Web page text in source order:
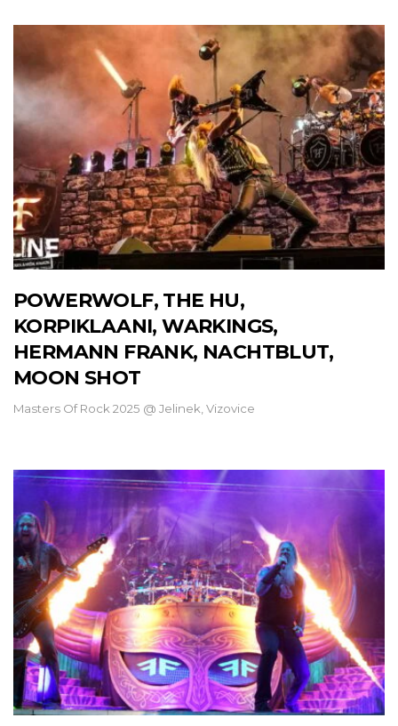
POWERWOLF, THE HU,
KORPIKLAANI, WARKINGS,
HERMANN FRANK, NACHTBLUT,
MOON SHOT
Masters Of Rock 2025 @ Jelinek, Vizovice